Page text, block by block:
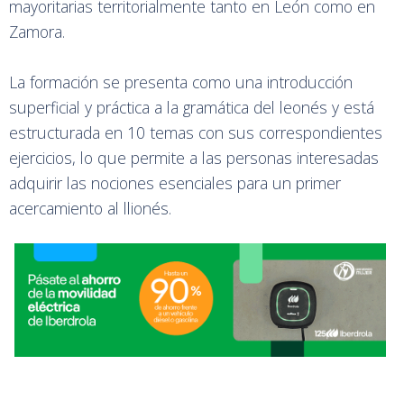
mayoritarias territorialmente tanto en León como en
Zamora.
La formación se presenta como una introducción
superficial y práctica a la gramática del leonés y está
estructurada en 10 temas con sus correspondientes
ejercicios, lo que permite a las personas interesadas
adquirir las nociones esenciales para un primer
acercamiento al llionés.